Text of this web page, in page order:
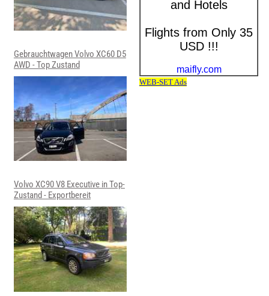
Gebrauchtwagen Volvo XC60 D5
AWD - Top Zustand
Volvo XC90 V8 Executive in Top-
Zustand - Exportbereit